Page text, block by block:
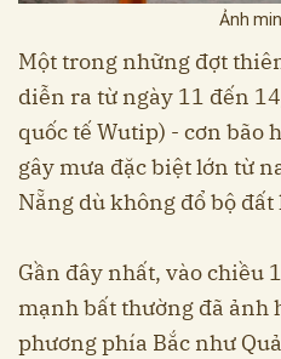
Ảnh
Một trong những đợt
diễn ra từ ngày 11 đến
quốc tế Wutip) - cơn bão
gây mưa đặc biệt lớn từ
Nẵng dù không đổ bộ đất
Gần đây nhất, vào chiều
mạnh bất thường đã ảnh
phương phía Bắc như